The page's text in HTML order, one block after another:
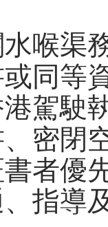
喉渠
同等
駕駛
密閉
者優
指導